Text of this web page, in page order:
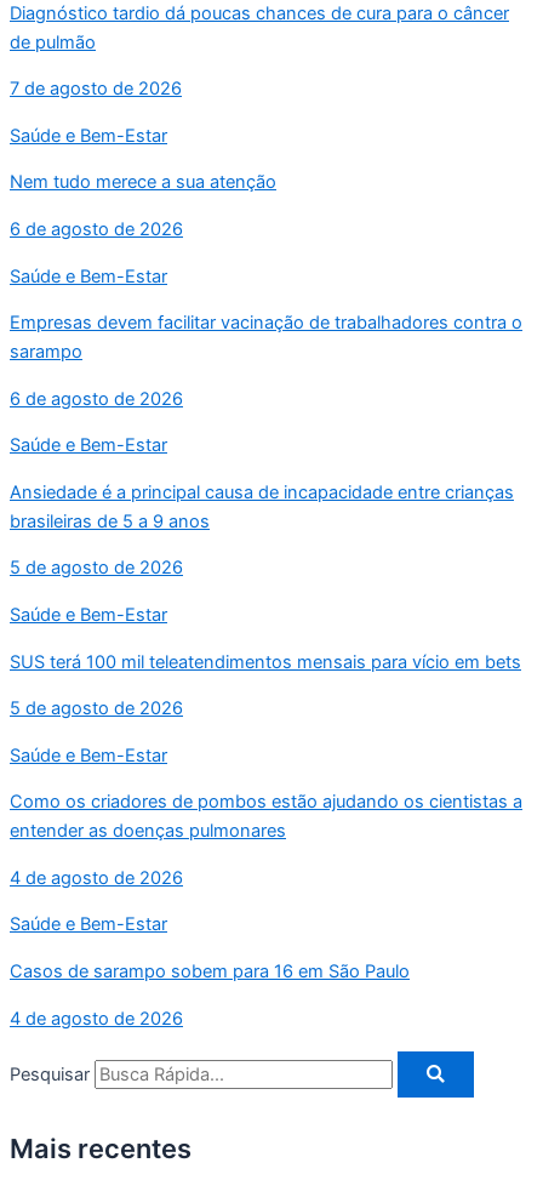
Diagnóstico tardio dá poucas chances de cura para o câncer
de pulmão
7 de agosto de 2026
Saúde e Bem-Estar
Nem tudo merece a sua atenção
6 de agosto de 2026
Saúde e Bem-Estar
Empresas devem facilitar vacinação de trabalhadores contra o
sarampo
6 de agosto de 2026
Saúde e Bem-Estar
Ansiedade é a principal causa de incapacidade entre crianças
brasileiras de 5 a 9 anos
5 de agosto de 2026
Saúde e Bem-Estar
SUS terá 100 mil teleatendimentos mensais para vício em bets
5 de agosto de 2026
Saúde e Bem-Estar
Como os criadores de pombos estão ajudando os cientistas a
entender as doenças pulmonares
4 de agosto de 2026
Saúde e Bem-Estar
Casos de sarampo sobem para 16 em São Paulo
4 de agosto de 2026
Pesquisar
Mais recentes